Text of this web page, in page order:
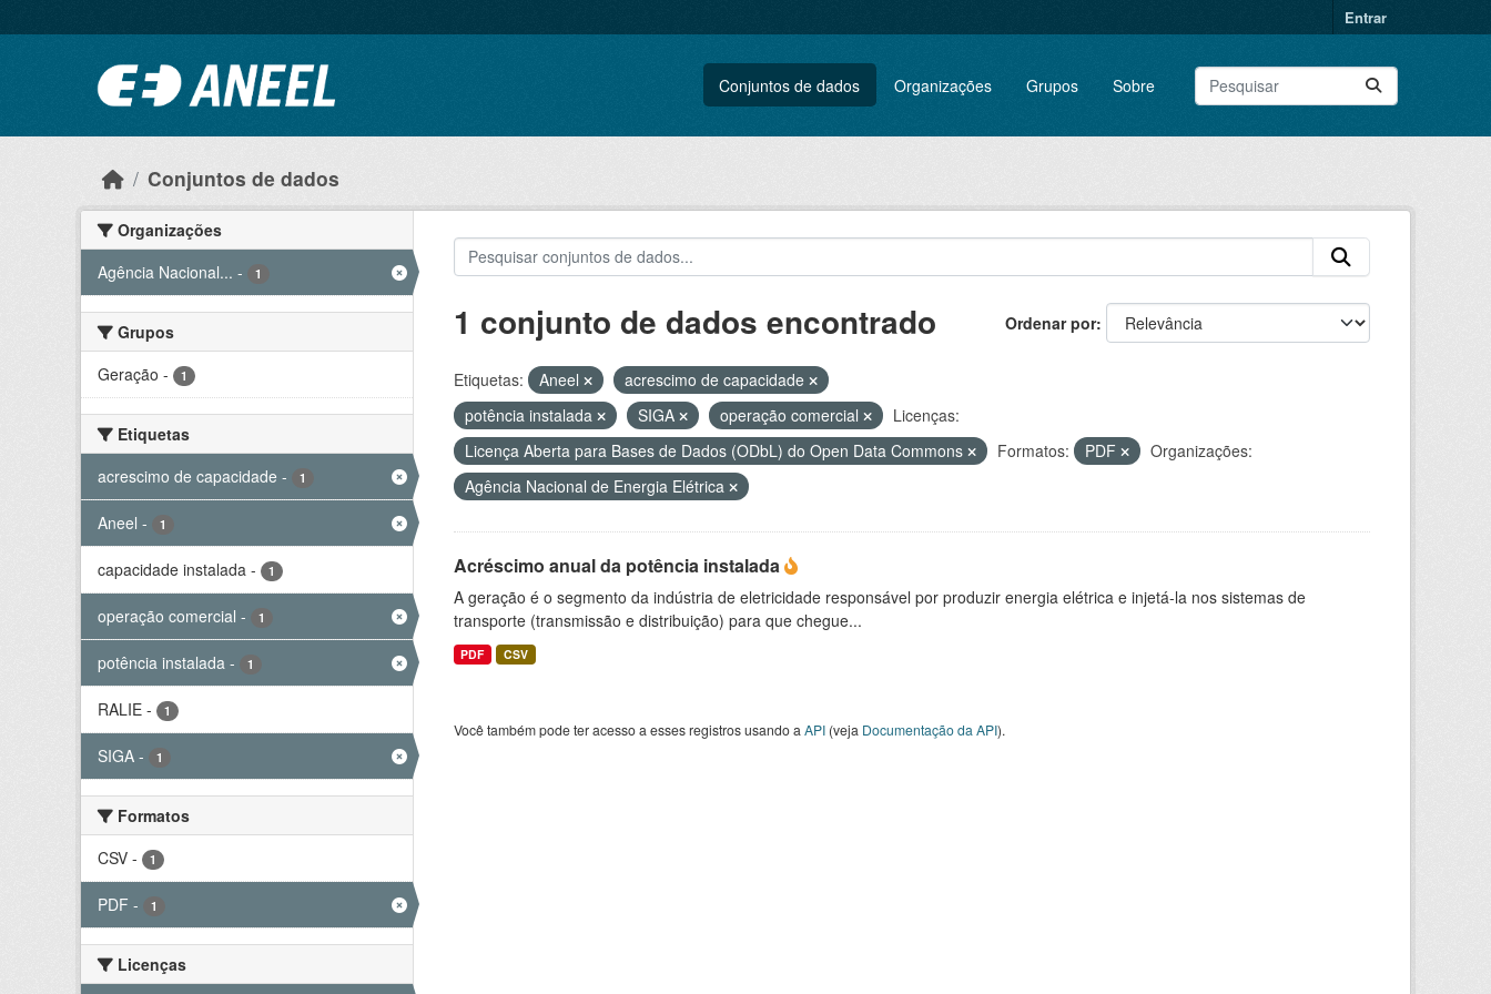
Entrar
Conjuntos de dados Organizações Grupos Sobre
Conjuntos de dados
Organizações
Agência Nacional... - 1
Grupos
Geração - 1
Etiquetas
acrescimo de capacidade - 1
Aneel - 1
capacidade instalada - 1
operação comercial - 1
potência instalada - 1
RALIE - 1
SIGA - 1
Formatos
CSV - 1
PDF - 1
Licenças
Ordenar por
1 conjunto de dados encontrado
Etiquetas: Aneel
acrescimo de capacidade
potência instalada
SIGA operação comercial
Licenças:
Licença Aberta para Bases de Dados (ODbL) do Open Data Commons
Formatos: PDF
Organizações:
Agência Nacional de Energia Elétrica
Acréscimo anual da potência instalada
A geração é o segmento da indústria de eletricidade responsável por produzir energia elétrica e injetá-la nos sistemas de
transporte (transmissão e distribuição) para que chegue...
PDF CSV
Você também pode ter acesso a esses registros usando a API(veja Documentação da API).